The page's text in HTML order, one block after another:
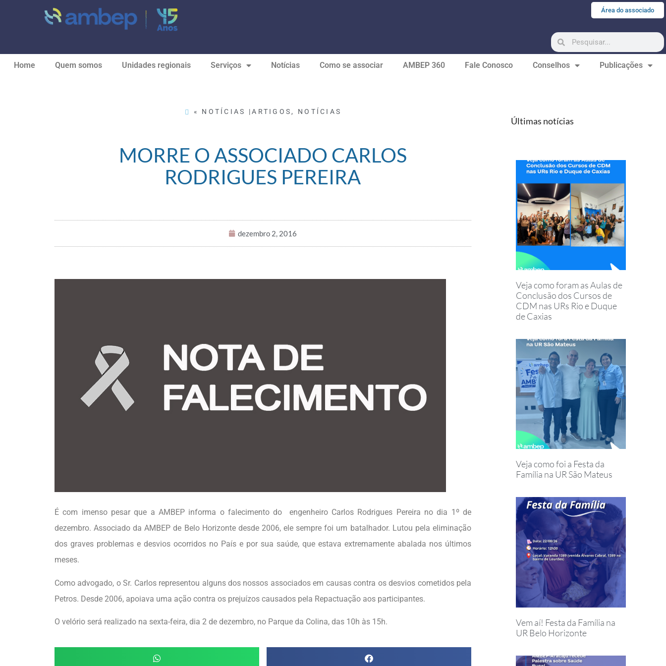
Área do associado
Home Quem somos Unidades regionais Serviços Notícias Como se associar AMBEP 360 Fale Conosco Conselhos Publicações
« NOTÍCIAS |ARTIGOS , NOTÍCIAS
MORRE O ASSOCIADO CARLOS
RODRIGUES PEREIRA
dezembro 2, 2016
É com imenso pesar que a AMBEP informa o falecimento do engenheiro Carlos Rodrigues Pereira no dia 1º de
dezembro. Associado da AMBEP de Belo Horizonte desde 2006, ele sempre foi um batalhador. Lutou pela eliminação
dos graves problemas e desvios ocorridos no País e por sua saúde, que estava extremamente abalada nos últimos
meses.
Como advogado, o Sr. Carlos representou alguns dos nossos associados em causas contra os desvios cometidos pela
Petros. Desde 2006, apoiava uma ação contra os prejuízos causados pela Repactuação aos participantes.
O velório será realizado na sexta-feira, dia 2 de dezembro, no Parque da Colina, das 10h às 15h.
Últimas notícias
Veja como foram as Aulas de
Conclusão dos Cursos de
CDM nas URs Rio e Duque
de Caxias
Veja como foi a Festa da
Família na UR São Mateus
Vem aí! Festa da Família na
UR Belo Horizonte